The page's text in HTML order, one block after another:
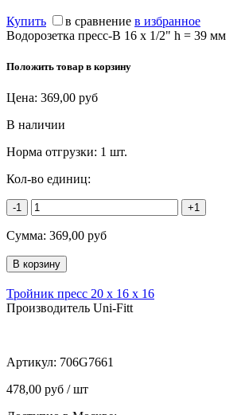
Купить в сравнение в избранное
Водорозетка пресс-В 16 х 1/2" h = 39 мм
Положить товар в корзину
Цена: 369,00 руб
В наличии
Норма отгрузки: 1 шт.
Кол-во единиц:
-1 +1
Сумма: 369,00 руб
Тройник пресс 20 х 16 х 16
Производитель Uni-Fitt
Артикул: 706G7661
478,00 руб / шт